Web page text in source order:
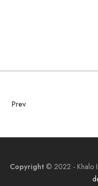
Prev
Copyright© 2022 - Khalo